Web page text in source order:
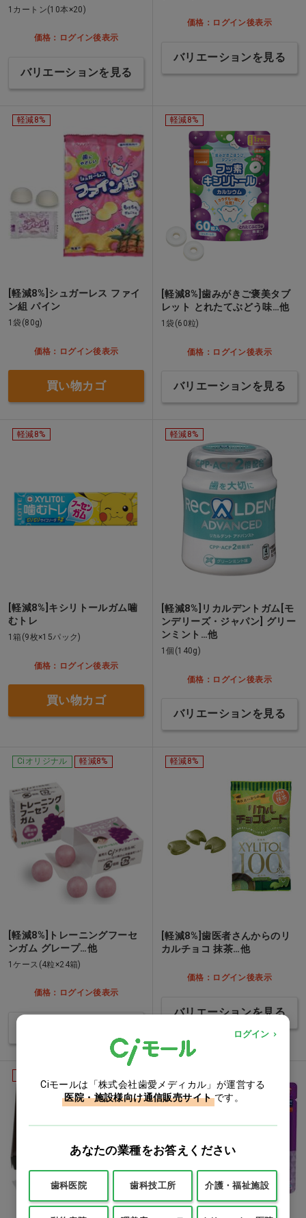
1カートン(10本×20)
価格：ログイン後表示
バリエーションを見る
価格：ログイン後表示
バリエーションを見る
軽減8%
[軽減8%]シュガーレス ファイ
ン組 パイン
1袋(80g)
価格：ログイン後表示
買い物カゴ
軽減8%
[軽減8%]歯みがきご褒美タブ
レット とれたてぶどう味…他
1袋(60粒)
価格：ログイン後表示
バリエーションを見る
軽減8%
[軽減8%]キシリトールガム噛
むトレ
1箱(9枚×15パック)
価格：ログイン後表示
買い物カゴ
軽減8%
[軽減8%]リカルデントガム[モ
ンデリーズ・ジャパン] グリー
ンミント…他
1個(140g)
価格：ログイン後表示
バリエーションを見る
Ciオリジナル 軽減8%
[軽減8%]トレーニングフーセ
ンガム グレープ…他
1ケース(4粒×24箱)
価格：ログイン後表示
軽減8%
[軽減8%]歯医者さんからのリ
カルチョコ 抹茶…他
価格：ログイン後表示
バリエーションを見る
ログイン
Ciモールは「株式会社歯愛メディカル」が運営する
医院・施設様向け通信販売サイト です。
あなたの業種をお答えください
歯科医院 歯科技工所 介護・福祉施設